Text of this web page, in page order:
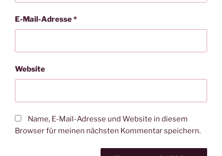
E-Mail-Adresse*
Website
Name, E-Mail-Adresse und Website in diesem
Browser für meinen nächsten Kommentar speichern.